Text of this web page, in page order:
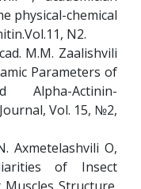
physical-chemical
N2.
M.M. Zaalishvili
Parameters of
Alpha-Actinin-
Vol. 15, №2,
Axmetelashvili O,
of Insect